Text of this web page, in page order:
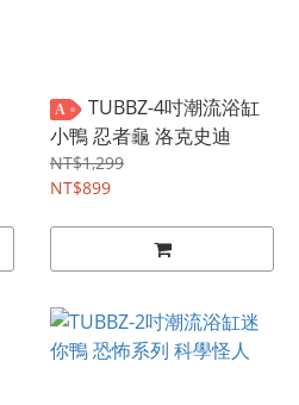
A
TUBBZ-4吋潮流浴缸
小鴨 忍者龜 洛克史迪
NT$1,299
NT$899